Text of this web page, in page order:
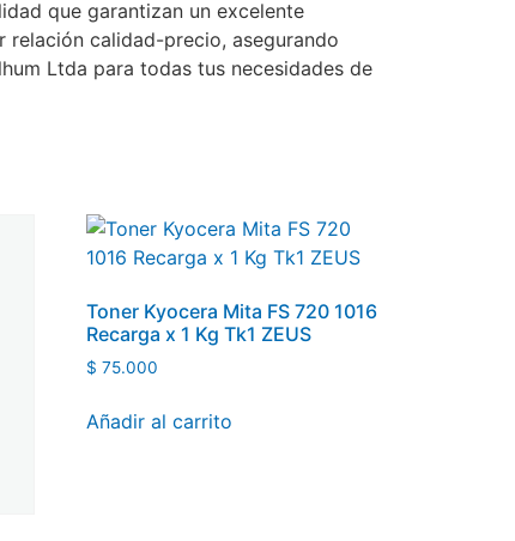
que garantizan un excelente
calidad-precio, asegurando
Ltda para todas tus necesidades de
Toner Kyocera Mita FS 720 1016
Recarga x 1 Kg Tk1 ZEUS
$ 75.000
Añadir al carrito